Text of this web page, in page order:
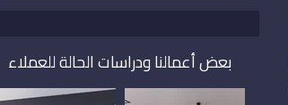
بعض أعمالنا ودراسات الحالة للعملاء